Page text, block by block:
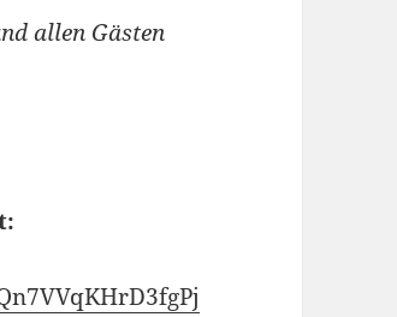
allen Gästen